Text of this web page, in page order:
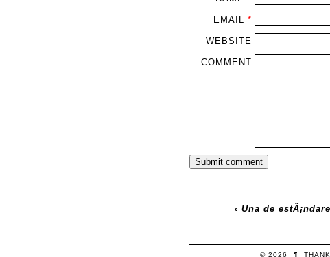
EMAIL *
WEBSITE
COMMENT
‹Una de
© 2026 ¶